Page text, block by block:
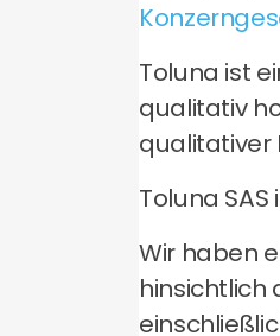
Toluna ist
qualitativ
qualitativer
Toluna
Wir haben
hinsichtlich